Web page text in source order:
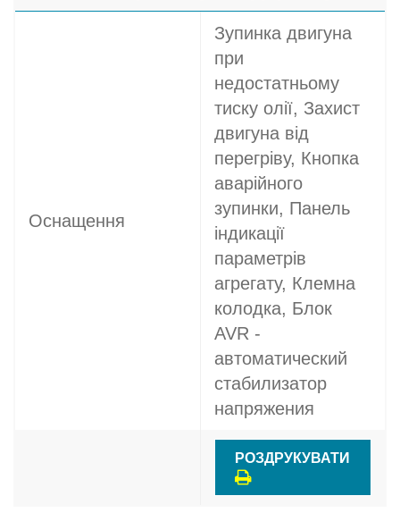
Оснащення
Зупинка двигуна
при
недостатньому
тиску олії, Захист
двигуна від
перегріву, Кнопка
аварійного
зупинки, Панель
індикації
параметрів
агрегату, Клемна
колодка, Блок
AVR -
автоматический
стабилизатор
напряжения
РОЗДРУКУВАТИ